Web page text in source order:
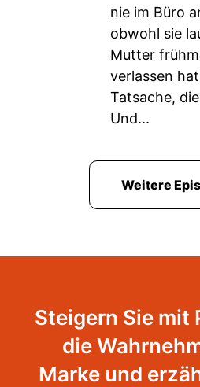
nie im Büro
obwohl sie
Mutter
verlassen
Tatsache,
Und...
Weitere
Steigern Sie mit
die
Marke und